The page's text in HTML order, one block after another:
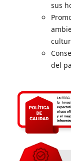
sus
del